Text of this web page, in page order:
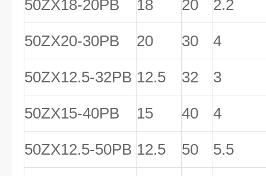
50ZX18-20PB 18 20 2.2
50ZX20-30PB 20 30 4
50ZX12.5-32PB 12.5 32 3
50ZX15-40PB 15 40 4
50ZX12.5-50PB 12.5 50 5.5